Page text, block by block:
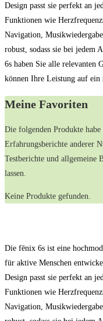
Design passt sie perfekt an
Funktionen wie
Navigation,
robust, sodass sie bei jedem
6s haben Sie alle relevanten
können Ihre Leistung auf ein
Meine Favoriten
Die folgenden Produkte
⁣Erfahrungsberichte anderer
Testberichte und allgemeine
lassen.
Keine Produkte gefunden.
Die fēnix 6s ist eine
für aktive Menschen
Design passt sie perfekt an
Funktionen wie
Navigation,